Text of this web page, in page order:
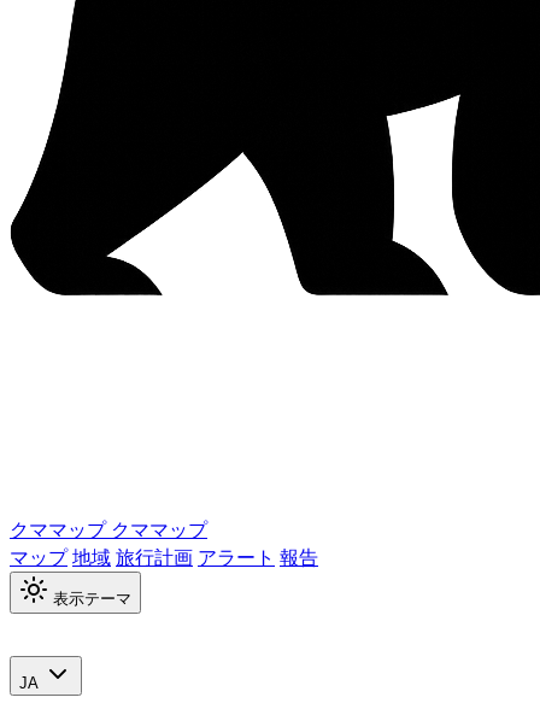
クママップ クママップ
マップ地域旅行計画 アラート 報告
表示テーマ
JA